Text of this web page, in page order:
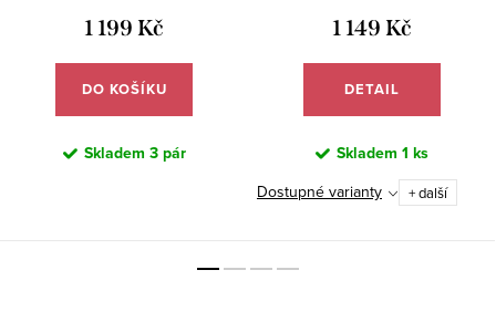
1 199 Kč
DO KOŠÍKU
Skladem 3 pár
1 149 Kč
DETAIL
Skladem 1 ks
Dostupné varianty + další